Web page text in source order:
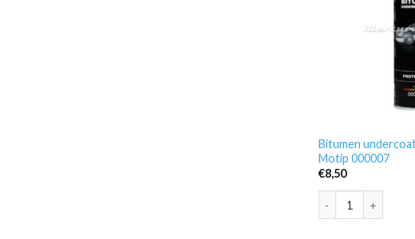
Bitumen
Motip 000007
€8,50
Bitumen